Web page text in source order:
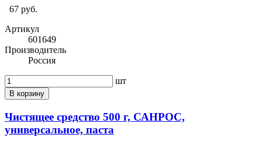
67 руб.
Артикул
601649
Производитель
Россия
шт
В корзину
Чистящее средство 500 г, САНРОС,
универсальное, паста